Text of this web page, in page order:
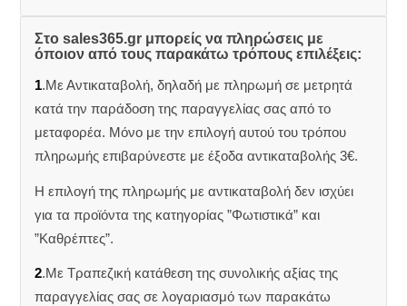
Στο sales365.gr μπορείς να πληρώσεις με
όποιον από τους παρακάτω τρόπους επιλέξεις:
1.Με Αντικαταβολή, δηλαδή με πληρωμή σε μετρητά
κατά την παράδοση της παραγγελίας σας από το
μεταφορέα. Μόνο με την επιλογή αυτού του τρόπου
πληρωμής επιβαρύνεστε με έξοδα αντικαταβολής 3€.
Η επιλογή της πληρωμής με αντικαταβολή δεν ισχύει
για τα προϊόντα της κατηγορίας ”Φωτιστικά” και
”Καθρέπτες”.
2.Με Τραπεζική κατάθεση της συνολικής αξίας της
παραγγελίας σας σε λογαριασμό των παρακάτω